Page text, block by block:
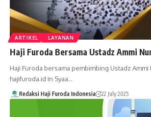
ARTIKEL LAYANAN
Haji Furoda Bersama Ustadz Ammi
Haji Furoda bersama pembimbing Ustadz Ammi
hajifuroda.id In Syaa…
Redaksi Haji Furoda Indonesia 22 July 2025